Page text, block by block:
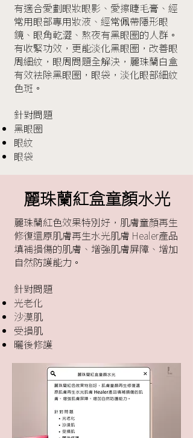
有適合愛劃眼妝眼影、愛擦睫毛膏、經
常用眼部專用妝液、經常佩帶隱形眼
鏡、眼角乾澀、熬夜有黑眼圈的人群。
有收緊功效，更能淡化黑眼圈，改善眼
周細紋，眼周問題全解決，麗珠蘭白盒
有效袪除黑眼圈，眼袋，淡化眼部細紋
色斑。
針對問題
黑眼圈
眼紋
眼袋
麗珠蘭紅盒童顏水光
麗珠蘭紅色效果特別好，肌膚童顏再生
修復還原肌膚再生水光肌膚 Healer產品
填補損傷的肌膚、增強肌膚屏障、增加
自然防護能力。
針對問題
光老化
沙漠肌
受損肌
曬後修護